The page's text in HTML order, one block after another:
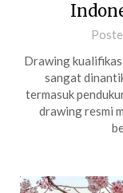
Drawing
sangat
termasuk
drawing resmi